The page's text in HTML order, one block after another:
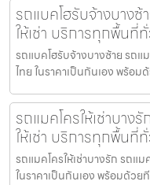
รถแบคโฮรับจ้างบาง
ให้เช่า บริการทุกพื้นที่
รถแบคโฮรับจ้างบางซ้าย รถแ
ไทย ในราคาเป็นกันเอง พร้อ
รถแมคโครให้เช่าบาง
ให้เช่า บริการทุกพื้นที่
รถแมคโครให้เช่าบางรัก รถแ
ในราคาเป็นกันเอง พร้อมด้ว